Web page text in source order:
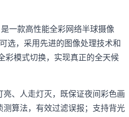
一款高性能全彩网络半球摄像
选，采用先进的图像处理技术和
彩模式切换，实现真正的全天候
、人走灯灭，既保证夜间彩色画
测算法，有效过滤误报；支持背光